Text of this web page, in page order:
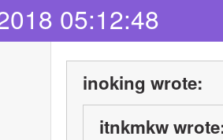
05:12:48
inoking wrote:
itnkmkw